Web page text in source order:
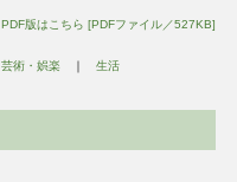
PDF版はこちら [PDFファイル／527KB]
芸術・娯楽 ｜ 生活